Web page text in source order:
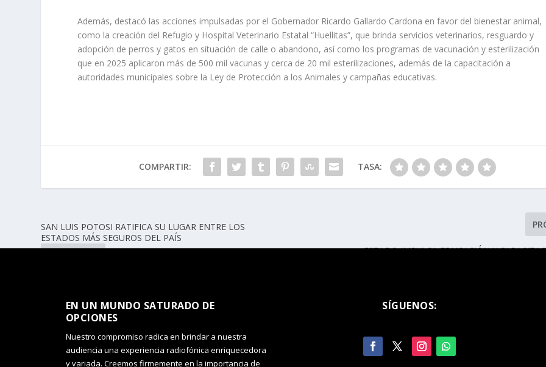
Además, destacó las acciones impulsadas por el Gobernador Ricardo Gallardo Cardona en favor del bienestar animal,
como la creación del Refugio y Hospital Veterinario Estatal “Huellitas”, que brinda servicios veterinarios, resguardo y
adopción de perros y gatos en situación de calle o abandono, así como los programas de vacunación y esterilización
que en 2025 aplicaron más de 500 mil vacunas y cerca de 20 mil esterilizaciones, además de la capacitación a
autoridades municipales sobre la Ley de Protección a los Animales y campañas educativas.
COMPARTIR: TASA:
SAN LUIS POTOSI RATIFICA SU LUGAR ENTRE LOS
ESTADOS MÁS SEGUROS DEL PAÍS
ESTADO IMPULSA EDUCACIÓN Y
EN UN MUNDO SATURADO DE
OPCIONES​
Nuestro compromiso radica en brindar a nuestra
audiencia una experiencia radiofónica enriquecedora
y variada. Creemos firmemente en la importancia de
SÍGUENOS: